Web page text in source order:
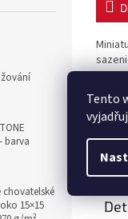
Tento
barva
15×15